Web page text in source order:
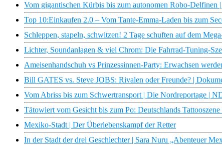
Vom gigantischen Kürbis bis zum autonomen Robo-Delfinen
Top 10:Einkaufen 2.0 – Vom Tante-Emma-Laden bis zum
Schleppen, stapeln, schwitzen! 2 Tage schuften auf dem
Lichter, Soundanlagen & viel Chrom: Die Fahrrad-Tuning-
Ameisenhandschuh vs Prinzessinnen-Party: Erwachsen
Bill GATES vs. Steve JOBS: Rivalen oder Freunde? |
Vom Abriss bis zum Schwertransport | Die Nordreportage |
Tätowiert vom Gesicht bis zum Po: Deutschlands
Mexiko-Stadt | Der Überlebenskampf der Retter
In der Stadt der drei Geschlechter | Sara Nuru „Abenteuer